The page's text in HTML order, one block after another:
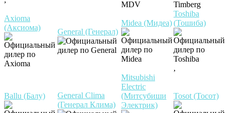
Axioma
(Аксиома)
General (Генерал)
Midea (Мидеа)
Toshiba
(Тошиба)
,
Ballu (Балу)
General Clima
(Генерал Клима)
Mitsubishi
Electric
(Митсубиши
Электрик)
Tosot (Тосот)